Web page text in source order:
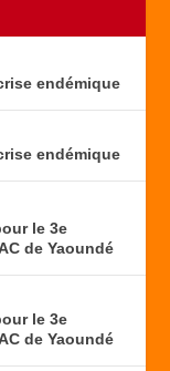
endémique
endémique
le 3e
de Yaoundé
le 3e
de Yaoundé